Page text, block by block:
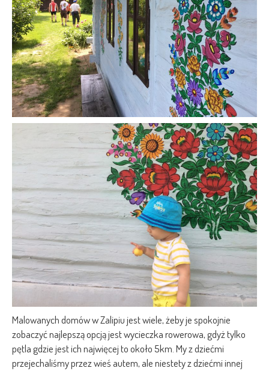
Malowanych domów w Zalipiu jest wiele, żeby je spokojnie
zobaczyć najlepszą opcją jest wycieczka rowerowa, gdyż tylko
pętla gdzie jest ich najwięcej to około 5km. My z dziećmi
przejechaliśmy przez wieś autem, ale niestety z dziećmi innej